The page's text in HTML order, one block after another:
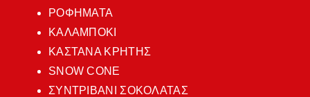
ΡΟΦΗΜΑΤΑ
ΚΑΛΑΜΠΟΚΙ
ΚΑΣΤΑΝΑ ΚΡΗΤΗΣ
SNOW CONE
ΣΥΝΤΡΙΒΑΝΙ ΣΟΚΟΛΑΤΑΣ